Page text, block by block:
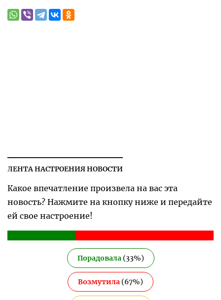
ЛЕНТА НАСТРОЕНИЯ НОВОСТИ
Какое впечатление произвела на вас эта
новость? Нажмите на кнопку ниже и передайте
ей свое настроение!
Порадовала(33%)
Возмутила (67%)